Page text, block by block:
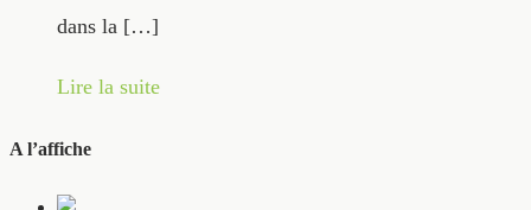
dans la […]
Lire la suite
A l’affiche